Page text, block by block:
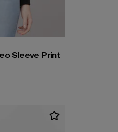
Sleeve Print
32,99 EUR